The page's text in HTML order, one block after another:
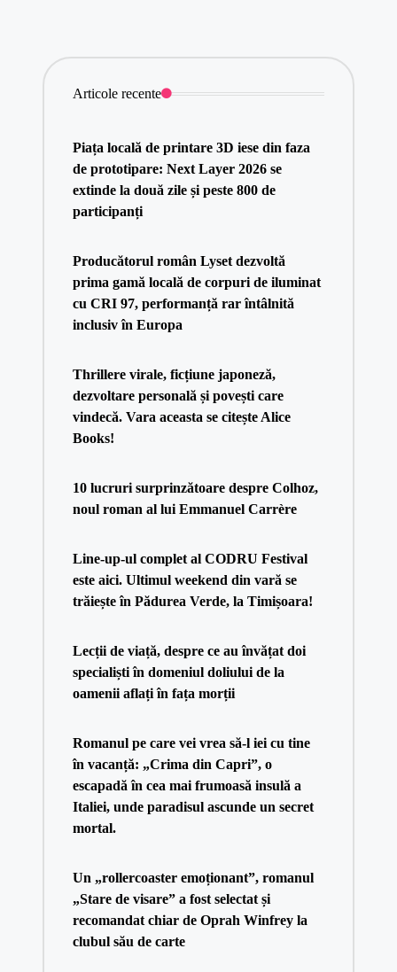
Articole recente
Piața locală de printare 3D iese din faza
de prototipare: Next Layer 2026 se
extinde la două zile și peste 800 de
participanți
Producătorul român Lyset dezvoltă
prima gamă locală de corpuri de iluminat
cu CRI 97, performanță rar întâlnită
inclusiv în Europa
Thrillere virale, ficțiune japoneză,
dezvoltare personală și povești care
vindecă. Vara aceasta se citește Alice
Books!
10 lucruri surprinzătoare despre Colhoz,
noul roman al lui Emmanuel Carrère
Line-up-ul complet al CODRU Festival
este aici. Ultimul weekend din vară se
trăiește în Pădurea Verde, la Timișoara!
Lecții de viață, despre ce au învățat doi
specialiști în domeniul doliului de la
oamenii aflați în fața morții
Romanul pe care vei vrea să-l iei cu tine
în vacanță: „Crima din Capri”, o
escapadă în cea mai frumoasă insulă a
Italiei, unde paradisul ascunde un secret
mortal.
Un „rollercoaster emoționant”, romanul
„Stare de visare” a fost selectat și
recomandat chiar de Oprah Winfrey la
clubul său de carte